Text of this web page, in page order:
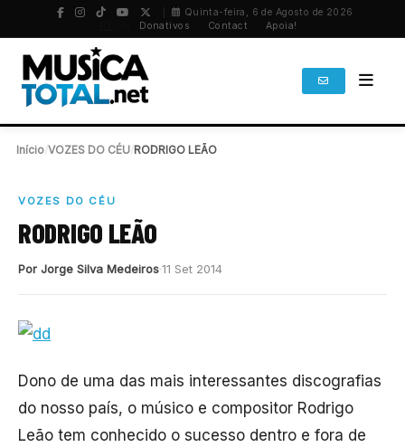
Quinta-feira, 6 de Agosto de 2026
Donativos Contact Apoia!
Início VOZES DO CÉU RODRIGO LEÃO
VOZES DO CÉU
RODRIGO LEÃO
Por Jorge Silva Medeiros11 Set 2014
Dono de uma das mais interessantes discografias
do nosso país, o músico e compositor Rodrigo
Leão tem conhecido o sucesso dentro e fora de